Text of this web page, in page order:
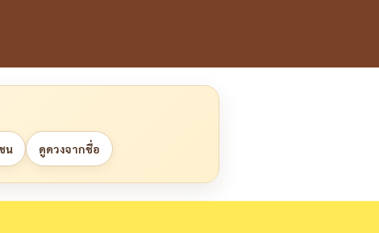
น ดูดวงจากชื่อ